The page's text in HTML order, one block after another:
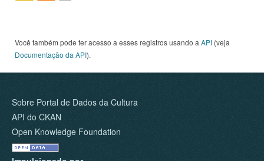
Você também pode ter acesso a esses registros usando a API (veja
Documentação da API).
Sobre Portal de Dados da Cultura
API do CKAN
Open Knowledge Foundation